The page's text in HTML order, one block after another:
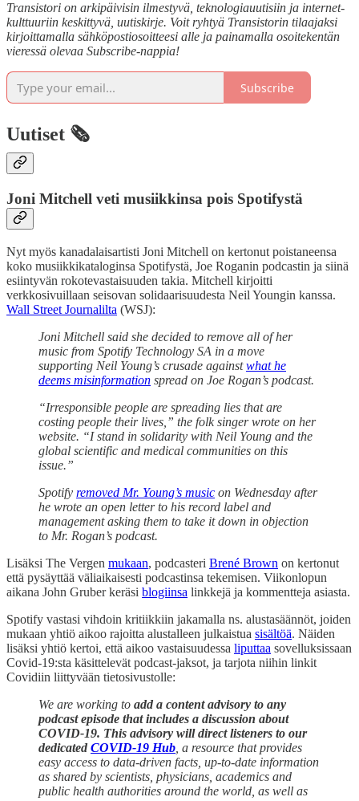
Transistori on arkipäivisin ilmestyvä, teknologiauutisiin ja internet-
kulttuuriin keskittyvä, uutiskirje. Voit ryhtyä Transistorin tilaajaksi
kirjoittamalla sähköpostiosoitteesi alle ja painamalla osoitekentän
vieressä olevaa Subscribe-nappia!
Subscribe
Uutiset 🗞️
Joni Mitchell veti musiikkinsa pois Spotifystä
Nyt myös kanadalaisartisti Joni Mitchell on kertonut poistaneensa
koko musiikkikataloginsa Spotifystä, Joe Roganin podcastin ja siinä
esiintyvän rokotevastaisuuden takia. Mitchell kirjoitti
verkkosivuillaan seisovan solidaarisuudesta Neil Youngin kanssa.
Wall Street Journalilta (WSJ):
Joni Mitchell said she decided to remove all of her
music from Spotify Technology SA in a move
supporting Neil Young’s crusade againstwhat he
deems misinformation spread on Joe Rogan’s podcast.
“Irresponsible people are spreading lies that are
costing people their lives,” the folk singer wrote on her
website. “I stand in solidarity with Neil Young and the
global scientific and medical communities on this
issue.”
Spotify removed Mr. Young’s music on Wednesday after
he wrote an open letter to his record label and
management asking them to take it down in objection
to Mr. Rogan’s podcast.
Lisäksi The Vergen mukaan, podcasteri Brené Brown on kertonut
että pysäyttää väliaikaisesti podcastinsa tekemisen. Viikonlopun
aikana John Gruber keräsi blogiinsa linkkejä ja kommentteja asiasta.
Spotify vastasi vihdoin kritiikkiin jakamalla ns. alustasäännöt, joiden
mukaan yhtiö aikoo rajoitta alustalleen julkaistua sisältöä. Näiden
lisäksi yhtiö kertoi, että aikoo vastaisuudessa liputtaa sovelluksissaan
Covid-19:sta käsittelevät podcast-jaksot, ja tarjota niihin linkit
Covidiin liittyvään tietosivustolle:
We are working to add a content advisory to any
podcast episode that includes a discussion about
COVID-19. This advisory will direct listeners to our
dedicated COVID-19 Hub , a resource that provides
easy access to data-driven facts, up-to-date information
as shared by scientists, physicians, academics and
public health authorities around the world, as well as